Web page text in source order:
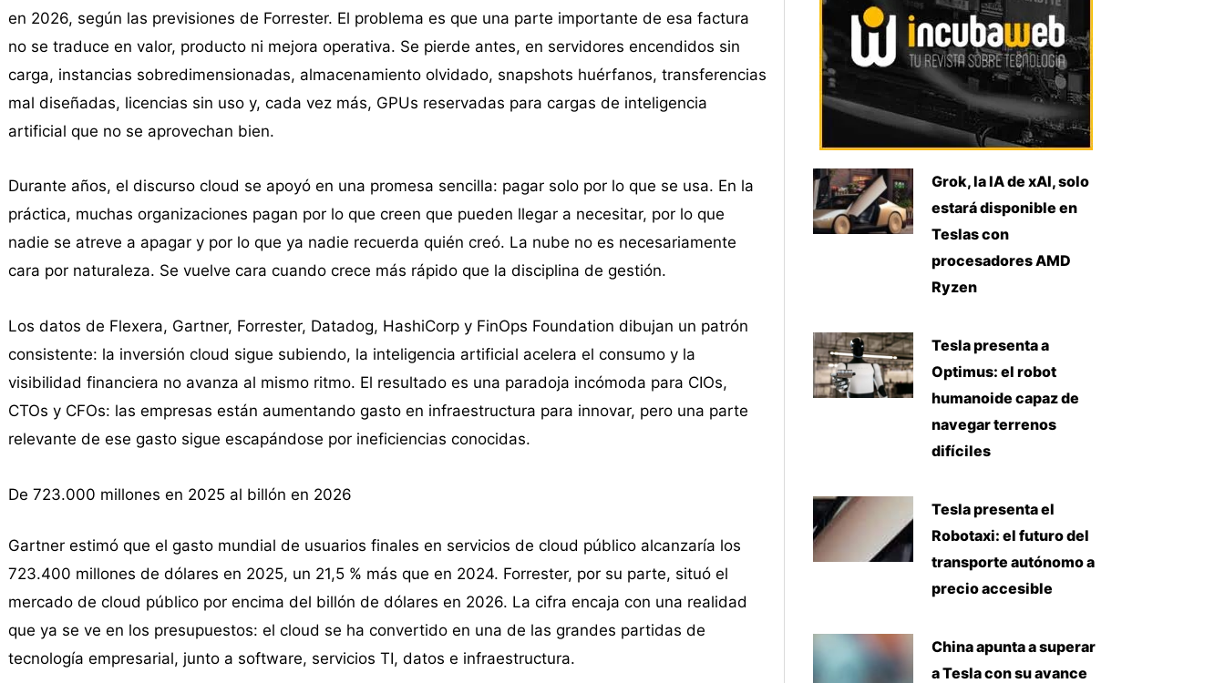
en 2026, según las previsiones de Forrester. El problema es que una parte importante de esa factura
no se traduce en valor, producto ni mejora operativa. Se pierde antes, en servidores encendidos sin
carga, instancias sobredimensionadas, almacenamiento olvidado, snapshots huérfanos, transferencias
mal diseñadas, licencias sin uso y, cada vez más, GPUs reservadas para cargas de inteligencia
artificial que no se aprovechan bien.
Durante años, el discurso cloud se apoyó en una promesa sencilla: pagar solo por lo que se usa. En la
práctica, muchas organizaciones pagan por lo que creen que pueden llegar a necesitar, por lo que
nadie se atreve a apagar y por lo que ya nadie recuerda quién creó. La nube no es necesariamente
cara por naturaleza. Se vuelve cara cuando crece más rápido que la disciplina de gestión.
Los datos de Flexera, Gartner, Forrester, Datadog, HashiCorp y FinOps Foundation dibujan un patrón
consistente: la inversión cloud sigue subiendo, la inteligencia artificial acelera el consumo y la
visibilidad financiera no avanza al mismo ritmo. El resultado es una paradoja incómoda para CIOs,
CTOs y CFOs: las empresas están aumentando gasto en infraestructura para innovar, pero una parte
relevante de ese gasto sigue escapándose por ineficiencias conocidas.
De 723.000 millones en 2025 al billón en 2026
Gartner estimó que el gasto mundial de usuarios finales en servicios de cloud público alcanzaría los
723.400 millones de dólares en 2025, un 21,5 % más que en 2024. Forrester, por su parte, situó el
mercado de cloud público por encima del billón de dólares en 2026. La cifra encaja con una realidad
que ya se ve en los presupuestos: el cloud se ha convertido en una de las grandes partidas de
tecnología empresarial, junto a software, servicios TI, datos e infraestructura.
Grok, la IA de xAI, solo
estará disponible en
Teslas con
procesadores AMD
Ryzen
Tesla presenta a
Optimus: el robot
humanoide capaz de
navegar terrenos
difíciles
Tesla presenta el
Robotaxi: el futuro del
transporte autónomo a
precio accesible
China apunta a superar
a Tesla con su avance